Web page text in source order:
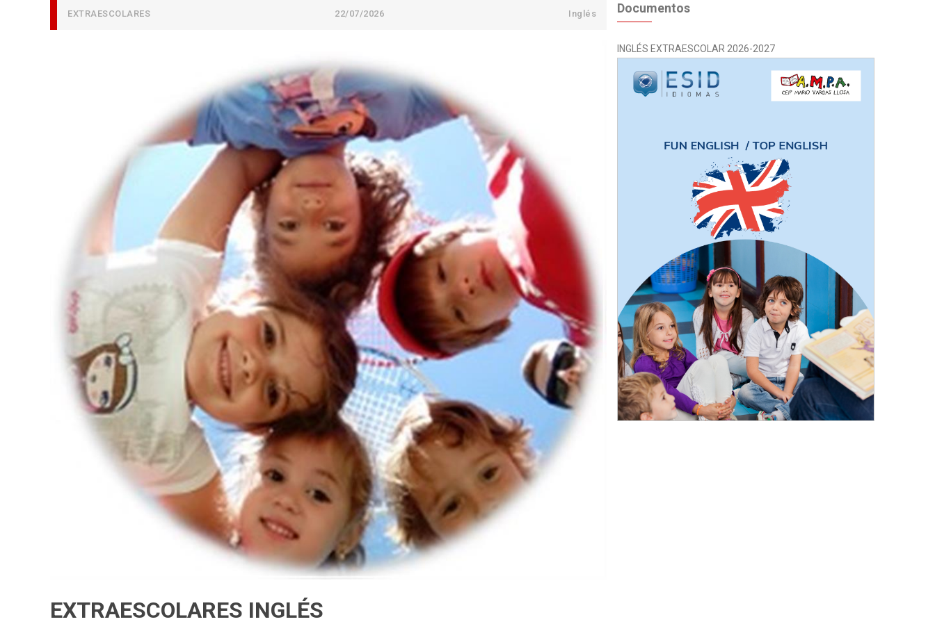
EXTRAESCOLARES 22/07/2026 Inglés
EXTRAESCOLARES INGLÉS
Documentos
INGLÉS EXTRAESCOLAR 2026-2027